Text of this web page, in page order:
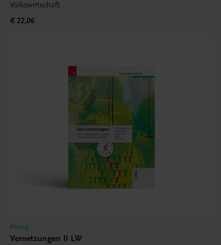
Volkswirtschaft
€ 22,06
Bildung
Vernetzungen II LW